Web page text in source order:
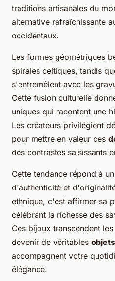
traditions artisanales du
alternative rafraîchissante
occidentaux.
Les formes géométriques
spirales celtiques, tandis
s'entremêlent avec les
Cette fusion culturelle
uniques qui racontent une
Les créateurs privilégient
pour mettre en valeur ces
des contrastes saisissants
Cette tendance répond à
d'authenticité et
ethnique, c'est affirmer sa
célébrant la richesse des
Ces bijoux transcendent
devenir de véritables
accompagnent votre
élégance.